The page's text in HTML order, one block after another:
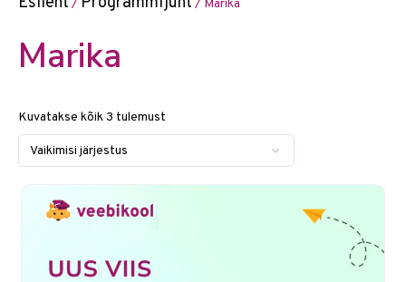
/ / Marika
Marika
Kuvatakse kõik 3 tulemust